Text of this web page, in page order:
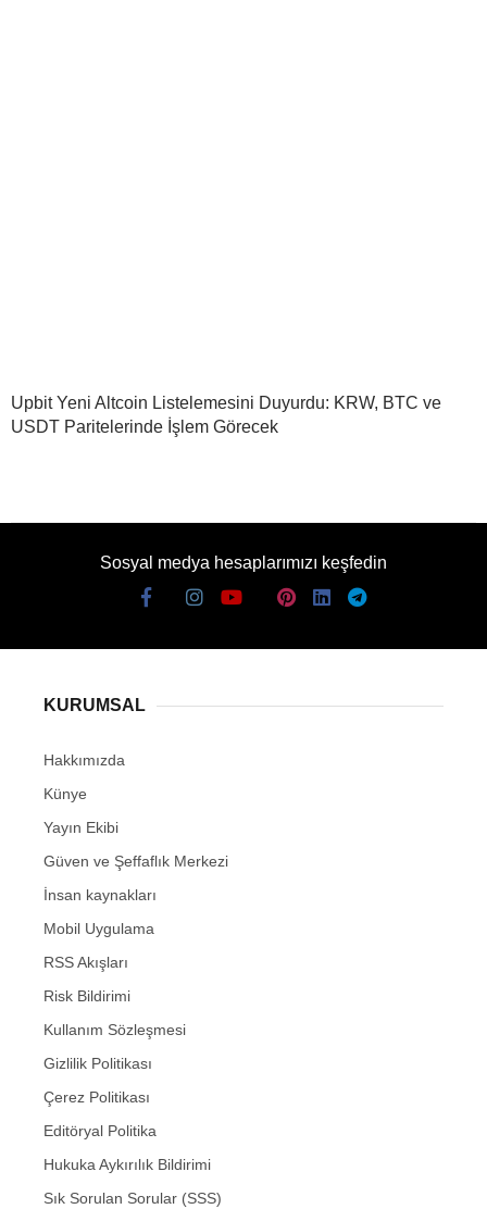
Upbit Yeni Altcoin Listelemesini Duyurdu: KRW, BTC ve
USDT Paritelerinde İşlem Görecek
Sosyal medya hesaplarımızı keşfedin
KURUMSAL
Hakkımızda
Künye
Yayın Ekibi
Güven ve Şeffaflık Merkezi
İnsan kaynakları
Mobil Uygulama
RSS Akışları
Risk Bildirimi
Kullanım Sözleşmesi
Gizlilik Politikası
Çerez Politikası
Editöryal Politika
Hukuka Aykırılık Bildirimi
Sık Sorulan Sorular (SSS)